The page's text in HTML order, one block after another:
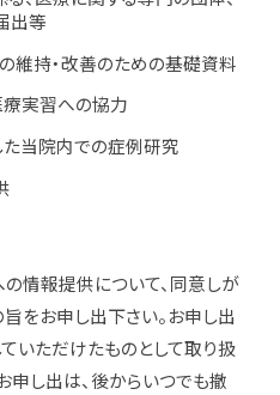
出等
維持・改善のための基礎資料
実習への協力
当院内での症例研究
情報提供について、同意しが
をお申し出下さい。お申し出
いただけたものとして取り扱
申し出は、後からいつでも撤